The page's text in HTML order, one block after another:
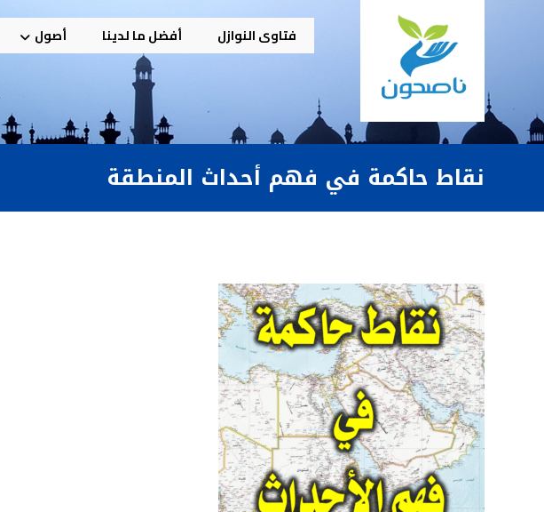
فتاوى النوازل أفضل ما لدينا أصول
نقاط حاكمة في فهم أحداث المنطقة